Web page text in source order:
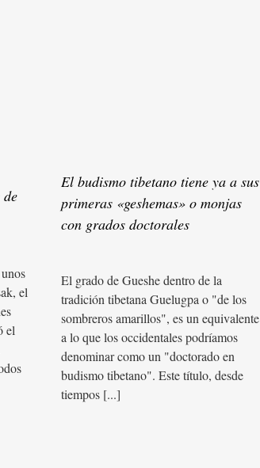
de
el
el
El budismo tibetano tiene ya a sus
primeras «geshemas» o monjas
con grados doctorales
El grado de Gueshe dentro de la
tradición tibetana Guelugpa o "de los
sombreros amarillos", es un equivalente
a lo que los occidentales podríamos
denominar como un "doctorado en
budismo tibetano". Este título, desde
tiempos [...]